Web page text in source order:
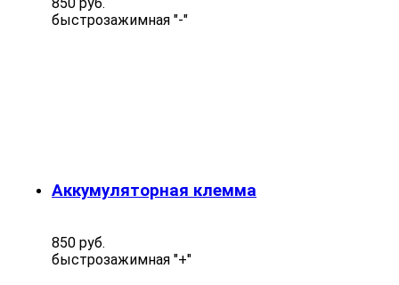
быстрозажимная "-"
Аккумуляторная клемма
850 руб.
быстрозажимная "+"